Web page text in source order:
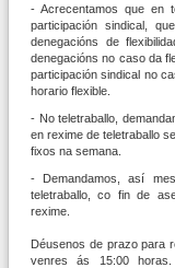
- Acrecentamos que en
participación sindical,
denegacións de
denegacións no caso da
participación sindical no
horario flexible.
- No teletraballo,
en rexime de teletraballo
fixos na semana.
- Demandamos, así
teletraballo, co fin de
rexime.
Déusenos de prazo para
venres ás 15:00